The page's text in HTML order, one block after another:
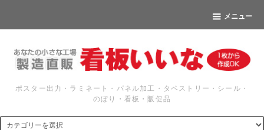
メニュー
ポスター出力・ラミネート・パネル加工・タペストリー・シール・
のぼり・看板・販促品